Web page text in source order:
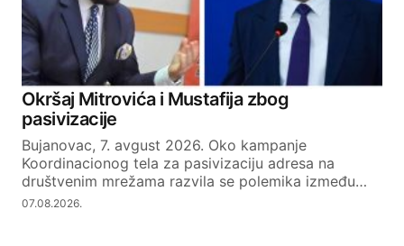
Okršaj Mitrovića i Mustafija zbog
pasivizacije
Bujanovac, 7. avgust 2026. Oko kampanje
Koordinacionog tela za pasivizaciju adresa na
društvenim mrežama razvila se polemika između…
07.08.2026.